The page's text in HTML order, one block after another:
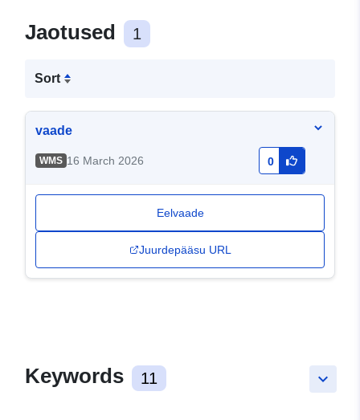
Jaotused 1
Sort
vaade
WMS 16 March 2026 0
Eelvaade
Juurdepääsu URL
keyboard_arrow_down
Keywords 11